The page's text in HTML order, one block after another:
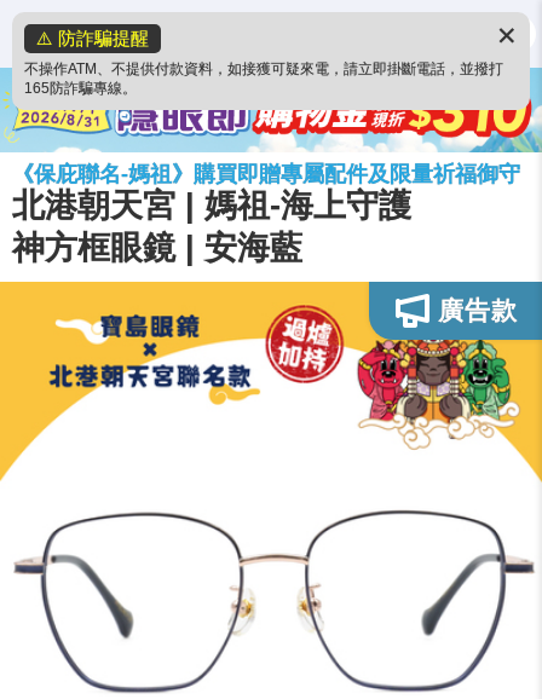
⚠️ 防詐騙提醒
不操作ATM、不提供付款資料，如接獲可疑來電，請立即掛斷電話，並撥打
165防詐騙專線。
✕
《保庇聯名-媽祖》購買即贈專屬配件及限量祈福御守
北港朝天宮 | 媽祖-海上守護
神方框眼鏡 | 安海藍